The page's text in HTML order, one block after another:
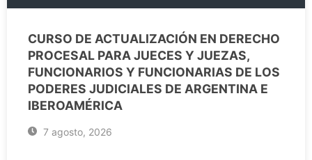
CURSO DE ACTUALIZACIÓN EN DERECHO
PROCESAL PARA JUECES Y JUEZAS,
FUNCIONARIOS Y FUNCIONARIAS DE LOS
PODERES JUDICIALES DE ARGENTINA E
IBEROAMÉRICA
7 agosto, 2026